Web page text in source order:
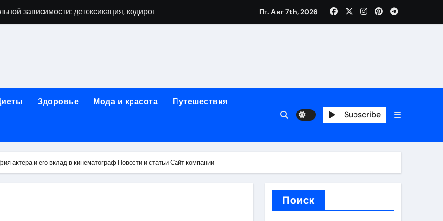
зависимости: детоксикация, кодирование, реабилитация, полный курс и конфиденциальность
обзор услуг и стартовых цен от 25000 ₽
эффект процедуры, сроки реабилитации и противопоказания
полости: стоимость, показания и порядок проведения
с наркотической зависимостью
Пт. Авг 7th, 2026
Здоровье Мода и красота Путешествия
Subscribe
актера и его вклад в кинематограф Новости и статьи Сайт компании
Поиск